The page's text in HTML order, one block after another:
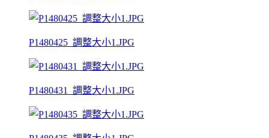
P1480425_調整大小1.JPG
P1480431_調整大小1.JPG